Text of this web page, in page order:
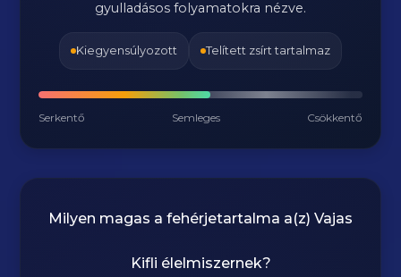
gyulladásos folyamatokra nézve.
Kiegyensúlyozott Telített zsírt tartalmaz
Serkentő Semleges Csökkentő
Milyen magas a fehérjetartalma a(z) Vajas
Kifli élelmiszernek?